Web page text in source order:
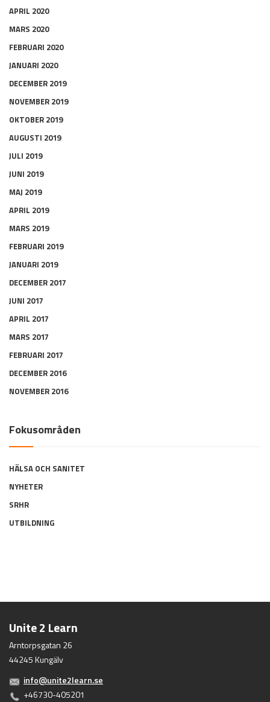
APRIL 2020
MARS 2020
FEBRUARI 2020
JANUARI 2020
DECEMBER 2019
NOVEMBER 2019
OKTOBER 2019
AUGUSTI 2019
JULI 2019
JUNI 2019
MAJ 2019
APRIL 2019
MARS 2019
FEBRUARI 2019
JANUARI 2019
DECEMBER 2017
JUNI 2017
APRIL 2017
MARS 2017
FEBRUARI 2017
DECEMBER 2016
NOVEMBER 2016
Fokusområden
HÄLSA OCH SANITET
NYHETER
SRHR
UTBILDNING
Unite 2 Learn
Arntorpsgatan 26
44245 Kungälv
info@unite2learn.se
+46730-405201